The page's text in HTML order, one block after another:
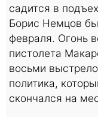
садится в
Борис Немцов
февраля. Огонь
пистолета
восьми
политика,
скончался на